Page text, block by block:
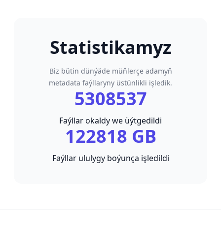
Statistikamyz
Biz bütin dünýäde müňlerçe adamyň
metadata faýllaryny üstünlikli işledik.
5308537
Faýllar okaldy we üýtgedildi
122818 GB
Faýllar ululygy boýunça işledildi